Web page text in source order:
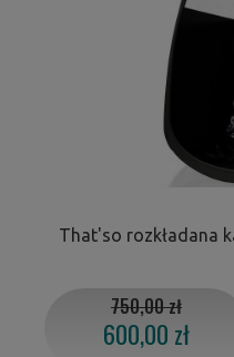
That'so rozkładana
600,00 zł
750,00 zł